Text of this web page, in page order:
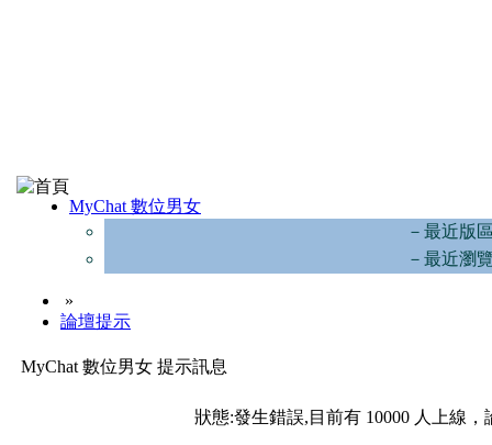
MyChat 數位男女
－最近版
－最近瀏
»
論壇提示
MyChat 數位男女 提示訊息
狀態:發生錯誤,目前有 10000 人上線